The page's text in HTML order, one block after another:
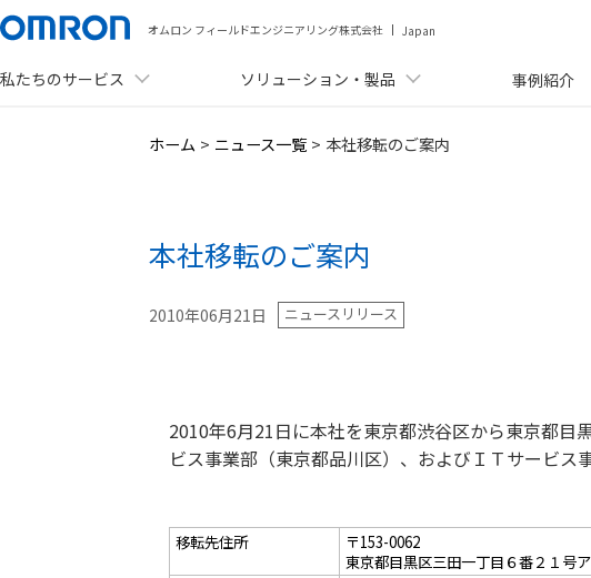
オムロン フィールドエンジニアリング株式会社 Japan
私たちのサービス ソリューション・製品 事例紹介
メニュー
私たちのサービス
事例紹介
資料ダウンロード
ニュース
採用情報
ホーム > ニュース一覧 > 本社移転のご案内
本社移転のご案内
2010年06月21日 ニュースリリース
2010年6月21日に本社を東京都渋谷区から東京都目
ビス事業部（東京都品川区）、およびＩＴサービス
移転先住所
〒153-0062
東京都目黒区三田一丁目６番２１号